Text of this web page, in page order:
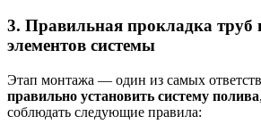
3. Правильная прокладка труб
элементов системы
Этап монтажа — один из самых
правильно установить систему полива
соблюдать следующие правила: